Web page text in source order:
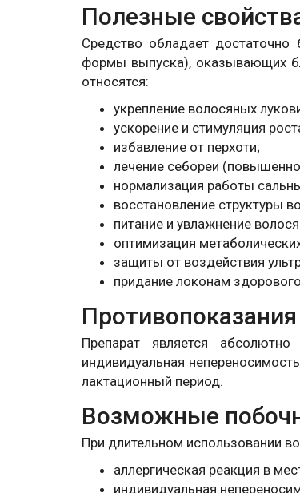
Полезные
Средство обладает
формы выпуска), оказывающих
относятся:
укрепление волосяных
ускорение и стимуляция
избавление от перхоти;
лечение себореи
нормализация работы
восстановление структуры
питание и увлажнение
оптимизация
защиты от воздействия
придание локонам
Противопоказания
Препарат является
индивидуальная
лактационный период.
Возможные
При длительном использовании
аллергическая реакция в
индивидуальная